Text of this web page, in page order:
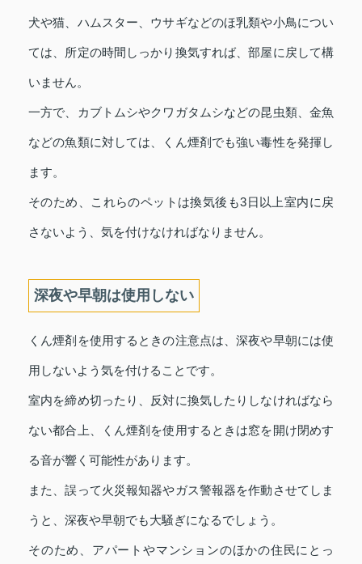
犬や猫、ハムスター、ウサギなどのほ乳類や小鳥につい
ては、所定の時間しっかり換気すれば、部屋に戻して構
いません。
一方で、カブトムシやクワガタムシなどの昆虫類、金魚
などの魚類に対しては、くん煙剤でも強い毒性を発揮し
ます。
そのため、これらのペットは換気後も3日以上室内に戻
さないよう、気を付けなければなりません。
深夜や早朝は使用しない
くん煙剤を使用するときの注意点は、深夜や早朝には使
用しないよう気を付けることです。
室内を締め切ったり、反対に換気したりしなければなら
ない都合上、くん煙剤を使用するときは窓を開け閉めす
る音が響く可能性があります。
また、誤って火災報知器やガス警報器を作動させてしま
うと、深夜や早朝でも大騒ぎになるでしょう。
そのため、アパートやマンションのほかの住民にとっ